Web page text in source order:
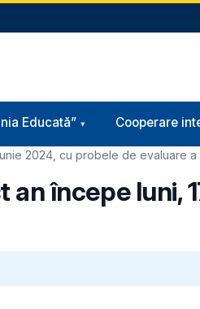
Educată” Cooperare
2024, cu probele de evaluare
începe luni,